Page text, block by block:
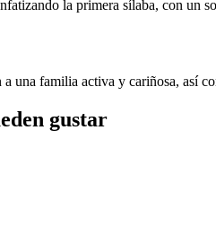
la primera sílaba, con un
una familia activa y cariñosa, así
gustar